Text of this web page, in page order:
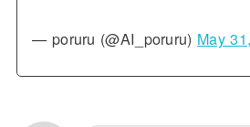
— poruru (@AI_poruru) May